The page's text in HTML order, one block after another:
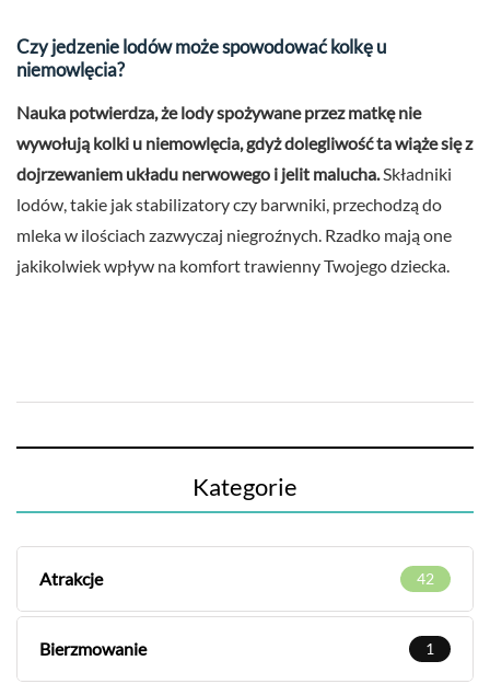
Czy jedzenie lodów może spowodować kolkę u
niemowlęcia?
Nauka potwierdza, że lody spożywane przez matkę nie
wywołują kolki u niemowlęcia, gdyż dolegliwość ta wiąże się z
dojrzewaniem układu nerwowego i jelit malucha. Składniki
lodów, takie jak stabilizatory czy barwniki, przechodzą do
mleka w ilościach zazwyczaj niegroźnych. Rzadko mają one
jakikolwiek wpływ na komfort trawienny Twojego dziecka.
Kategorie
Atrakcje 42
Bierzmowanie 1